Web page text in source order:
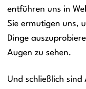
entführen uns in
Sie ermutigen uns,
Dinge
Augen zu sehen.
Und schließlich